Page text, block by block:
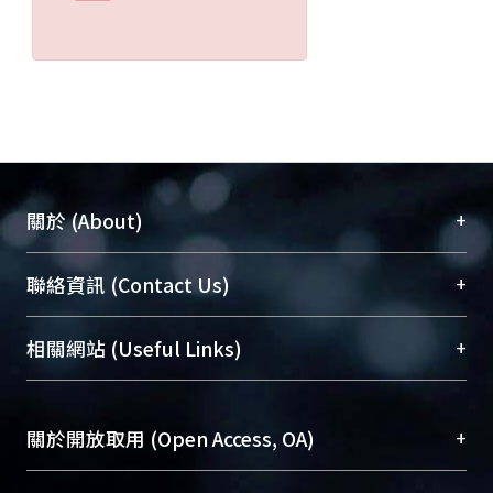
關於 (About) +
臺大位居世界頂尖大學之列，為永久珍藏及向國際
展現本校豐碩的研究成果及學術能量，圖書館整合
機構典藏（NTUR）與學術庫（AH）不同功能平
台，成為臺大學術典藏NTU scholars。期能整合研
成果。
To permanently archive and promote researcher
聯絡資訊 (Contact Us) +
總館學科館員(Main Library)
醫學圖書館學科館員(Medical Library)
Sciences Library)
相關網站 (Useful Links) +
關於開放取用 (Open Access, OA) +